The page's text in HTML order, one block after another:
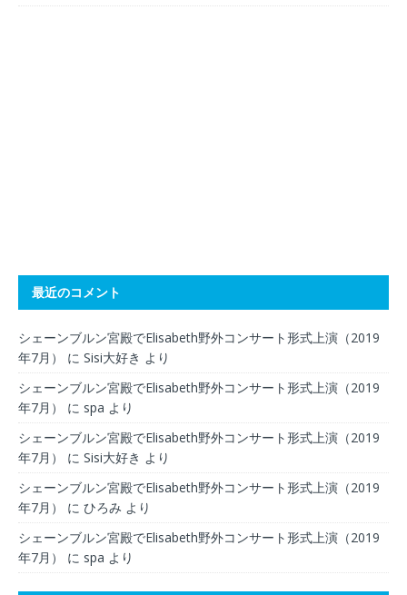
最近のコメント
シェーンブルン宮殿でElisabeth野外コンサート形式上演（2019
年7月）
に Sisi大好き より
シェーンブルン宮殿でElisabeth野外コンサート形式上演（2019
年7月）
に spa より
シェーンブルン宮殿でElisabeth野外コンサート形式上演（2019
年7月）
に Sisi大好き より
シェーンブルン宮殿でElisabeth野外コンサート形式上演（2019
年7月）
に ひろみ より
シェーンブルン宮殿でElisabeth野外コンサート形式上演（2019
年7月）
に spa より